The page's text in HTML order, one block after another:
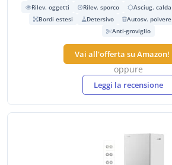
Rilev. oggetti
Rilev. sporco Asciug. calda
Bordi estesi
Detersivo Autosv. polvere
Anti-groviglio
Vai all'offerta su Amazon!
oppure
Leggi la recensione